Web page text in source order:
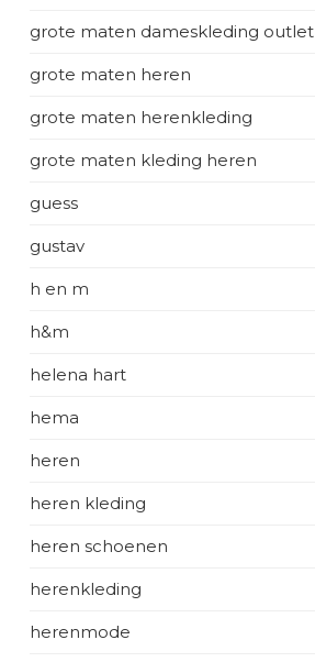
grote maten dameskleding outlet
grote maten heren
grote maten herenkleding
grote maten kleding heren
guess
gustav
h en m
h&m
helena hart
hema
heren
heren kleding
heren schoenen
herenkleding
herenmode